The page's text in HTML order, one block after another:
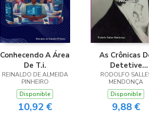
Conhecendo A Área
De T.i.
REINALDO DE ALMEIDA
PINHEIRO
Disponible
10,92 €
As Crônicas
Detetive
Bartolomeu
RODOLFO
MENDONÇA
Disponible
9,88 €